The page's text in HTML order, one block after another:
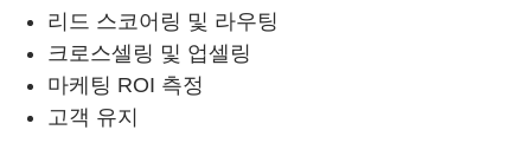
리드 스코어링 및 라우팅
크로스셀링 및 업셀링
마케팅 ROI 측정
고객 유지